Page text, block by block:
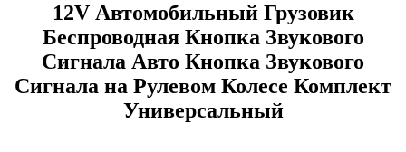
12V Автомобильный Грузовик
Беспроводная Кнопка Звукового
Сигнала Авто Кнопка Звукового
Сигнала на Рулевом Колесе Комплект
Универсальный